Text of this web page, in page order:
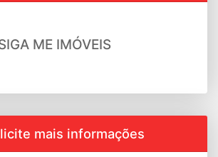
ME IMÓVEIS
mais informações